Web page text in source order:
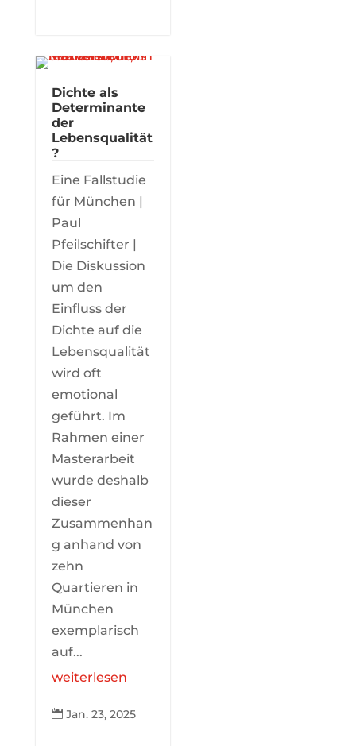
Dichte als
Determinante
der
Lebensqualität
?
Eine Fallstudie
für München |
Paul
Pfeilschifter |
Die Diskussion
um den
Einfluss der
Dichte auf die
Lebensqualität
wird oft
emotional
geführt. Im
Rahmen einer
Masterarbeit
wurde deshalb
dieser
Zusammenhan
g anhand von
zehn
Quartieren in
München
exemplarisch
auf...
weiterlesen
 Jan. 23, 2025